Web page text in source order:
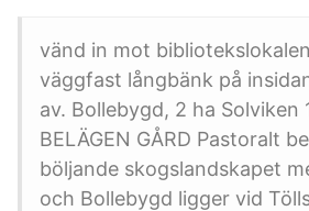
vänd in mot
väggfast långbänk på
av. Bollebygd, 2 ha Solviken
BELÄGEN GÅRD Pastoralt
böljande skogslandskapet
och Bollebygd ligger vid